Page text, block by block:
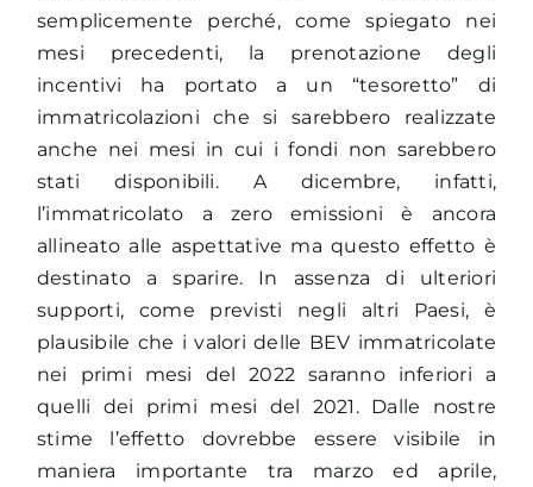
semplicemente perché, come spiegato nei
mesi precedenti, la prenotazione degli
incentivi ha portato a un “tesoretto” di
immatricolazioni che si sarebbero realizzate
anche nei mesi in cui i fondi non sarebbero
stati disponibili. A dicembre, infatti,
l’immatricolato a zero emissioni è ancora
allineato alle aspettative ma questo effetto è
destinato a sparire. In assenza di ulteriori
supporti, come previsti negli altri Paesi, è
plausibile che i valori delle BEV immatricolate
nei primi mesi del 2022 saranno inferiori a
quelli dei primi mesi del 2021. Dalle nostre
stime l’effetto dovrebbe essere visibile in
maniera importante tra marzo ed aprile,